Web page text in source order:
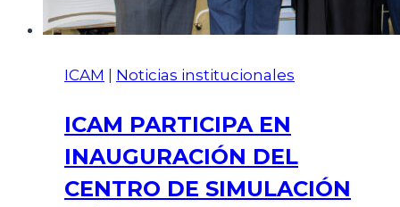
ICAM Noticias institucionales
ICAM PARTICIPA EN
INAUGURACIÓN DEL
CENTRO DE SIMULACIÓN